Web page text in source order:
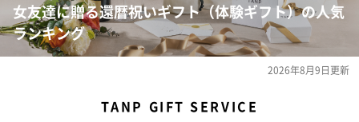
女友達に贈る還暦祝いギフト（体験ギフト）の人気
ランキング
2026年8月9日更新
TANP GIFT SERVICE